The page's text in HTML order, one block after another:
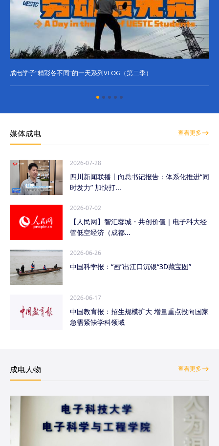
成电学子“精彩各不同”的一天系列VLOG（第二季）
媒体成电 查看更多
2026-07-28
四川新闻联播丨向总书记报告：体系化推进“同
时发力” 加快打...
2026-07-02
【人民网】智汇蓉城・共创价值｜电子科大经
管低空经济（成都...
2026-06-26
中国科学报：“画”出江口沉银“3D藏宝图”
2026-06-17
中国教育报：招生规模扩大 增量重点投向国家
急需紧缺学科领域
成电人物 查看更多